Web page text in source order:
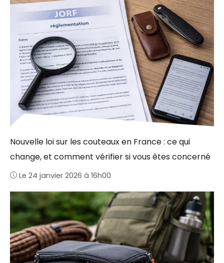
Nouvelle loi sur les couteaux en France : ce qui
change, et comment vérifier si vous êtes concerné
Le 24 janvier 2026 à 16h00